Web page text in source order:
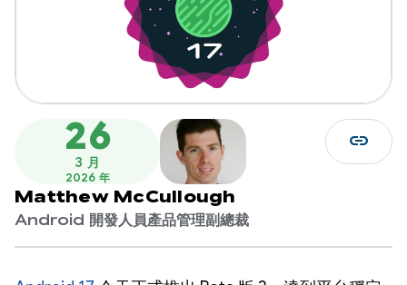
26
3 月
2026 年
Matthew McCullough
Android 開發人員產品管理副總裁
link